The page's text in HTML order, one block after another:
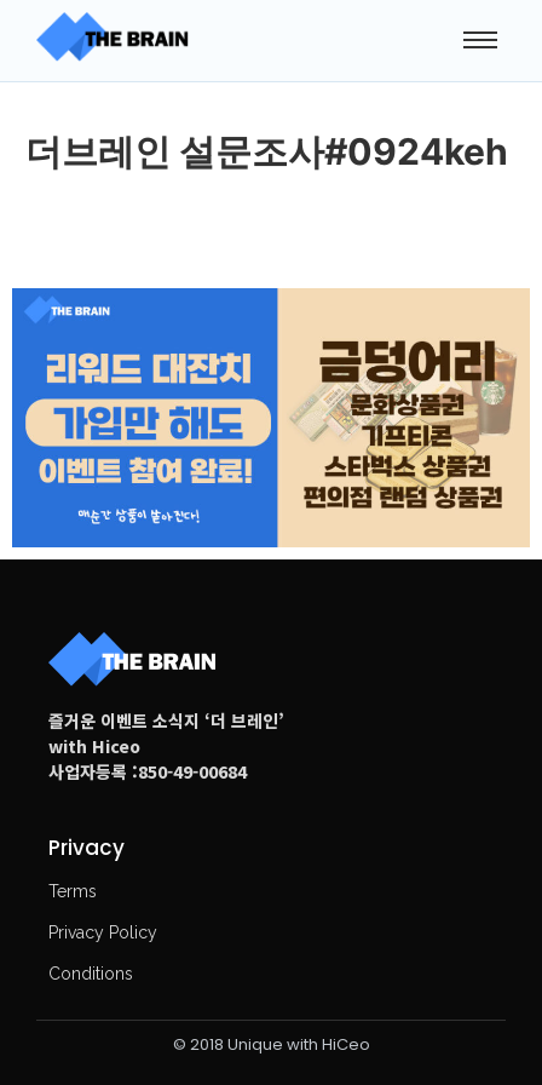
더브레인 설문조사#0924keh
즐거운 이벤트 소식지 ‘더 브레인’
with Hiceo
사업자등록 :850-49-00684
Privacy
Terms
Privacy Policy
Conditions
© 2018 Unique with HiCeo